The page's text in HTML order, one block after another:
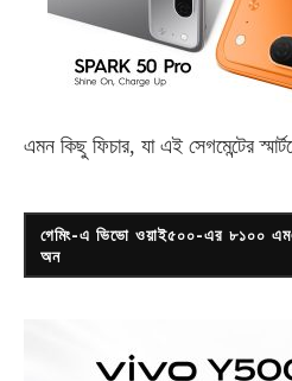
এমন কিছু ফিচার, যা এই সেগমেন্টের
গেমিং-এ ভিভো ওয়াই৫০০-এর ৮১০০
অন